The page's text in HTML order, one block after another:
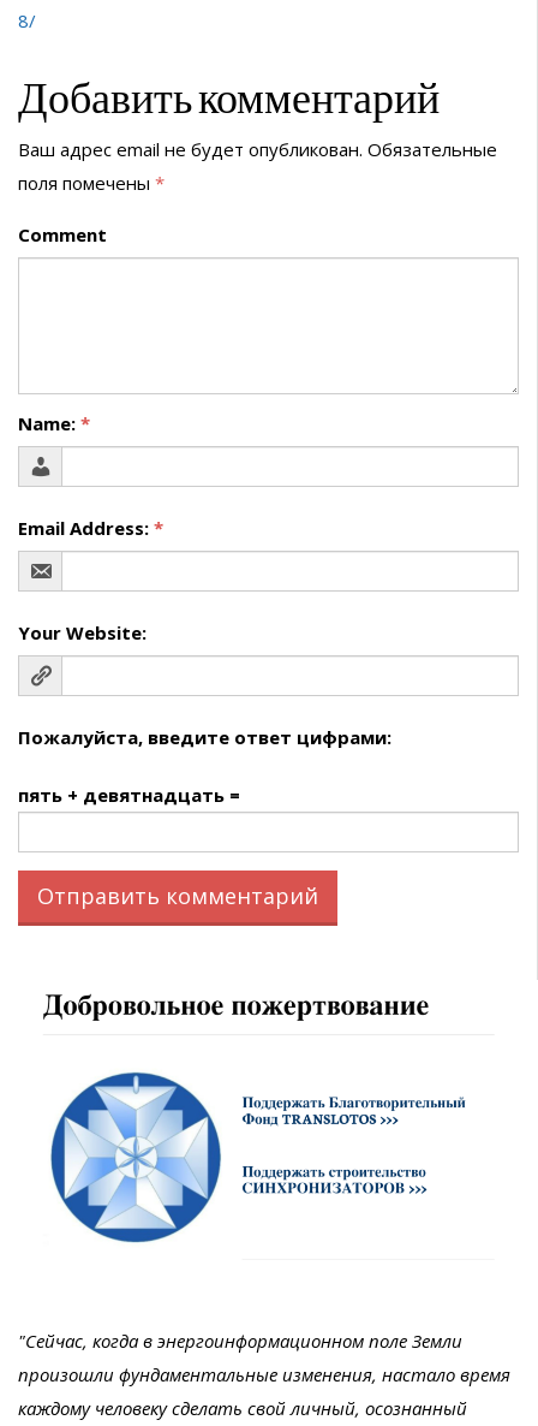
8/
Добавить комментарий
Ваш адрес email не будет опубликован. Обязательные
поля помечены *
Comment
Name: *
Email Address: *
Your Website:
Пожалуйста, введите ответ цифрами:
пять + девятнадцать =
"Сейчас, когда в энергоинформационном поле Земли
произошли фундаментальные изменения, настало время
каждому человеку сделать свой личный, осознанный